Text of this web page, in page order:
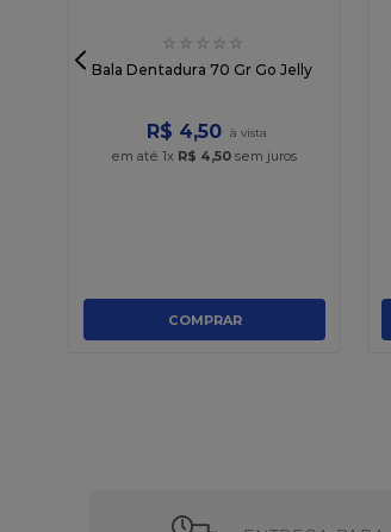
☆ ☆ ☆ ☆ ☆
Bala Dentadura 70 Gr Go Jelly
R$ 4,50
em até1x R$ 4,50 sem juros
COMPRAR